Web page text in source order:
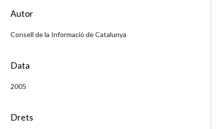
Autor
Consell de la Informació de Catalunya
Data
2005
Drets